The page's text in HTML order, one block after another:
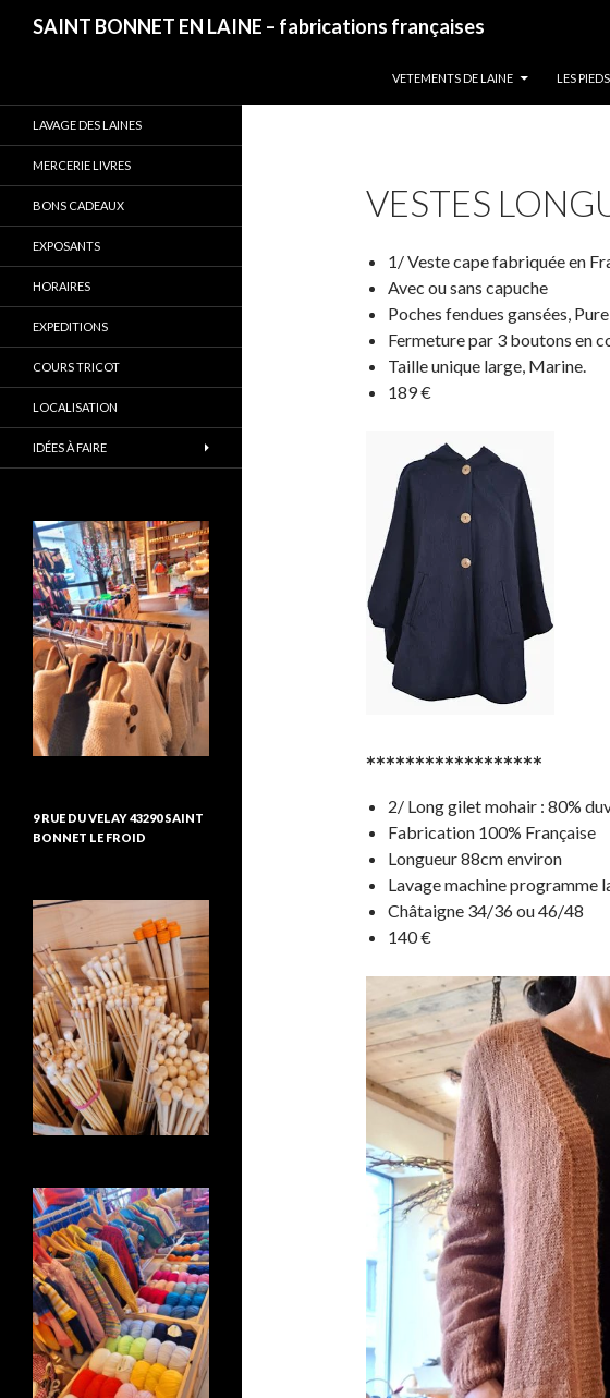
SAINT BONNET EN LAINE – fabrications françaises
VETEMENTS DE LAINE
LES
VESTES
1/ Veste cape fabriquée en
Avec ou sans capuche
Poches fendues gansées,
Fermeture par 3 boutons en
Taille unique large, Marine.
189 €
******************
2/ Long gilet mohair : 80%
Fabrication 100% Française
Longueur 88cm environ
Lavage machine programme
Châtaigne 34/36 ou 46/48
140 €
LAVAGE DES LAINES
MERCERIE LIVRES
BONS CADEAUX
EXPOSANTS
HORAIRES
EXPEDITIONS
COURS TRICOT
LOCALISATION
IDÉES À FAIRE
9 RUE DU VELAY 43290 SAINT
BONNET LE FROID